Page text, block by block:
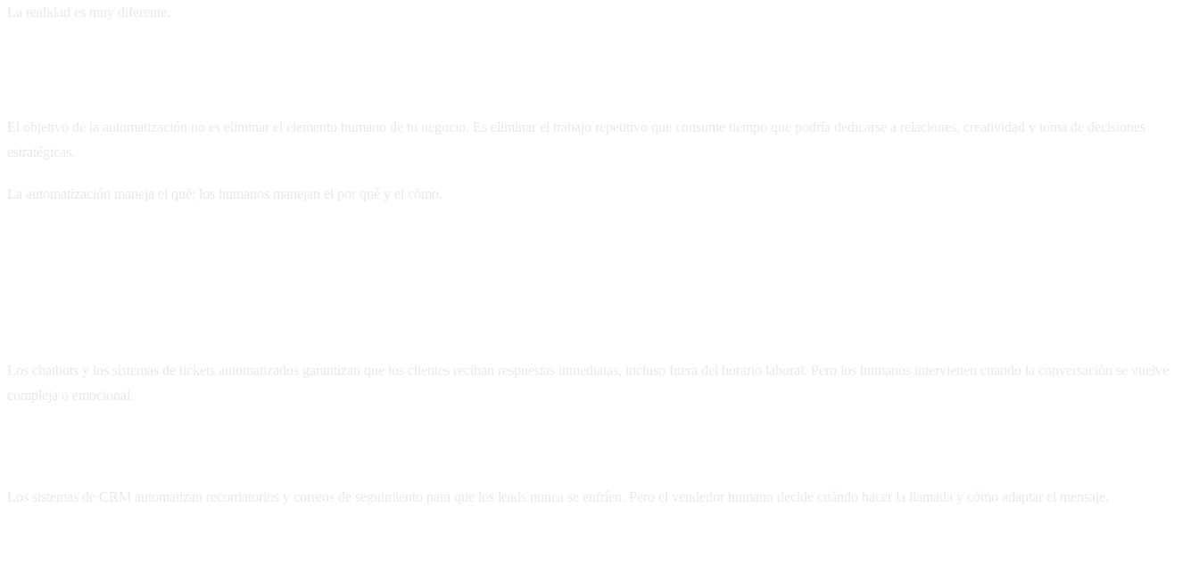
La realidad es muy diferente.
El objetivo de la automatización no es eliminar el elemento humano de tu negocio. Es eliminar el trabajo repetitivo que consume tiempo que podría dedicarse a relaciones, creatividad y toma de decisiones
estratégicas.
La automatización maneja el qué; los humanos manejan el por qué y el cómo.
Los chatbots y los sistemas de tickets automatizados garantizan que los clientes reciban respuestas inmediatas, incluso fuera del horario laboral. Pero los humanos intervienen cuando la conversación se vuelve
compleja o emocional.
Los sistemas de CRM automatizan recordatorios y correos de seguimiento para que los leads nunca se enfríen. Pero el vendedor humano decide cuándo hacer la llamada y cómo adaptar el mensaje.